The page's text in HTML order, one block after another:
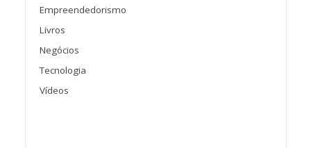
Empreendedorismo
Livros
Negócios
Tecnologia
Vídeos